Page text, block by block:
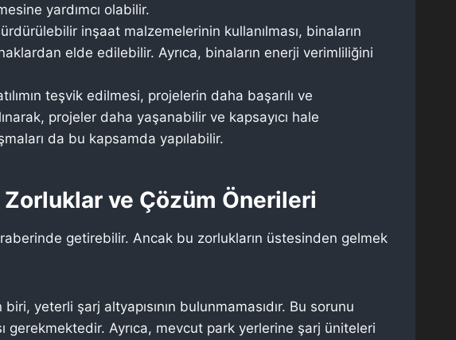
yardımcı olabilir.
inşaat malzemelerinin kullanılması, binaların
elde edilebilir. Ayrıca, binaların enerji verimliliğini
teşvik edilmesi, projelerin daha başarılı ve
projeler daha yaşanabilir ve kapsayıcı hale
da bu kapsamda yapılabilir.
ve Çözüm Önerileri
getirebilir. Ancak bu zorlukların üstesinden gelmek
yeterli şarj altyapısının bulunmamasıdır. Bu sorunu
gerekmektedir. Ayrıca, mevcut park yerlerine şarj üniteleri